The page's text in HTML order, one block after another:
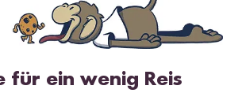
für ein wenig Reis